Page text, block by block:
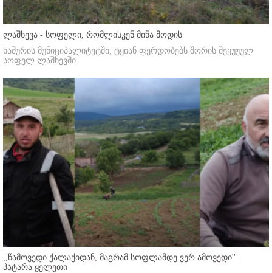
ლაშხევა - სოფელი, რომლისკენ მიწა მოდის
ხაშურის მუნიციპალიტეტში, ტყიან ფერდობებს შორის შეყუჟულ
სოფელ ლაშხევში
,,წამოვედი ქალაქიდან, მაგრამ სოფლამდე ვერ ამოვედი'' -
პატარა ყელეთი